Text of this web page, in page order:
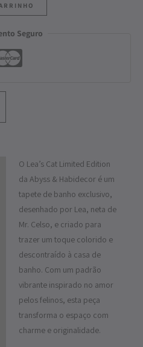
Seguro
O Lea’s Cat Limited Edition
da Abyss & Habidecor é um
tapete de banho exclusivo,
desenhado por Lea, neta de
Mr. Celso, e criado para
trazer um toque colorido e
descontraído à casa de
banho. Com um padrão
vibrante inspirado no amor
pelos felinos, esta peça
transforma o espaço com
charme e originalidade.